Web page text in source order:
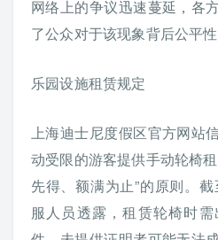
网络上的争议迅速蔓延，各
了公众对于该现象背后公平
乐园设施租赁规定
上海迪士尼度假区官方网站
动受限的游客提供手动轮椅
先得、额满为止”的原则。
服人员透露，租赁轮椅时